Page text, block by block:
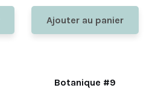
Ajouter au panier
Botanique #9